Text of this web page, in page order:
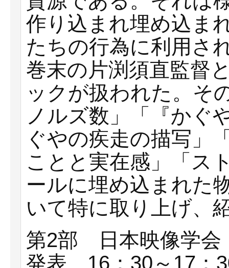
作り込まれ埋め込ま
たちの行為に利用さ
巻末の片渕須直監督
ックが扱われた。そ
ノルズ数」「『かぐ
ぐやの疾走の描写」
ことと実在感」「ス
ールに埋め込まれた
いて特に取り上げ、
第2部 日本映像学
発表 16：30～17